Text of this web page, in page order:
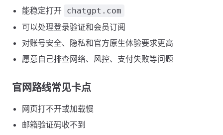
能稳定打开 chatgpt.com
可以处理登录验证和会员订阅
对账号安全、隐私和官方原生体验要求更高
愿意自己排查网络、风控、支付失败等问题
官网路线常见卡点
网页打不开或加载慢
邮箱验证码收不到